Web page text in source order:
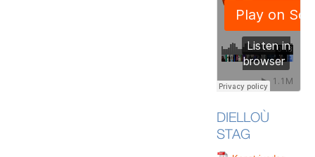
DIELLOÙ
STAG